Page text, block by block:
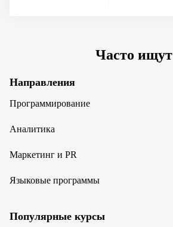
Часто ищут
Направления
Программирование
Аналитика
Маркетинг и PR
Языковые программы
Популярные курсы